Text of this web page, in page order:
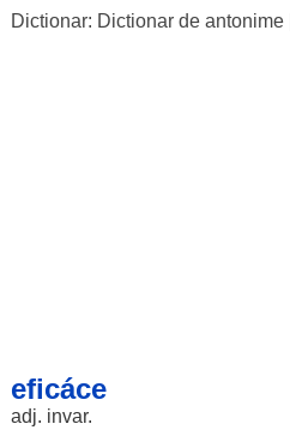
Dictionar: Dictionar de antonime|
eficáce
adj. invar.